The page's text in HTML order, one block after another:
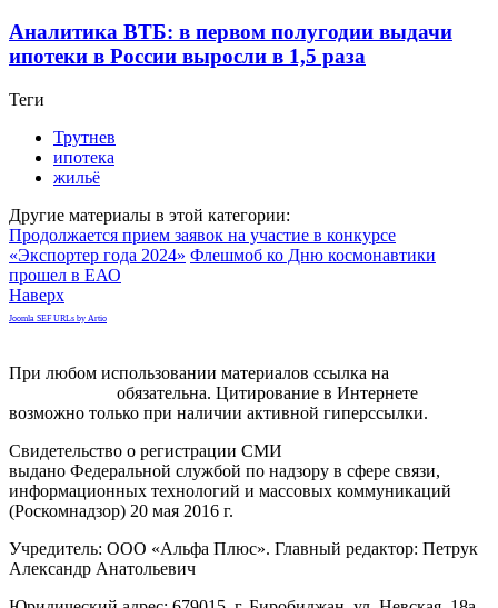
Аналитика ВТБ: в первом полугодии выдачи
ипотеки в России выросли в 1,5 раза
Теги
Трутнев
ипотека
жильё
Другие материалы в этой категории:
Продолжается прием заявок на участие в конкурсе
«Экспортер года 2024» Флешмоб ко Дню космонавтики
прошел в ЕАО
Наверх
Joomla SEF URLs by Artio
При любом использовании материалов ссылка на
обязательна. Цитирование в Интернете
возможно только при наличии активной гиперссылки.
Свидетельство о регистрации СМИ
выдано Федеральной службой по надзору в сфере связи,
информационных технологий и массовых коммуникаций
(Роскомнадзор) 20 мая 2016 г.
Учредитель: ООО «Альфа Плюс». Главный редактор: Петрук
Александр Анатольевич